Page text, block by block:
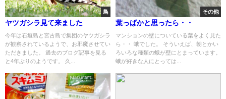
鳥
ヤツガシラ見て来ました
今年は石垣島と宮古島で集団のヤツガシラ
が観察されているようで、お邪魔させてい
ただきました。 過去のブログ記事を見る
と4年ぶりのようです。 久...
その他
葉っぱかと思ったら・・
マンションの壁についている葉をよく見た
ら・・ 蛾でした。 そういえば、朝とかい
ろいろな種類の蛾が壁にとまっています。
蛾が好きな人にとっては...